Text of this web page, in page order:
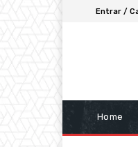
Entrar /
Home